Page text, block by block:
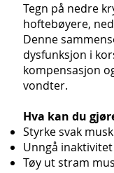
Tegn på nedre
hoftebøyere,
Denne
dysfunksjon i
kompensasjon
vondter.
Hva kan du
Styrke svak
Unngå inaktivitet
Tøy ut stram